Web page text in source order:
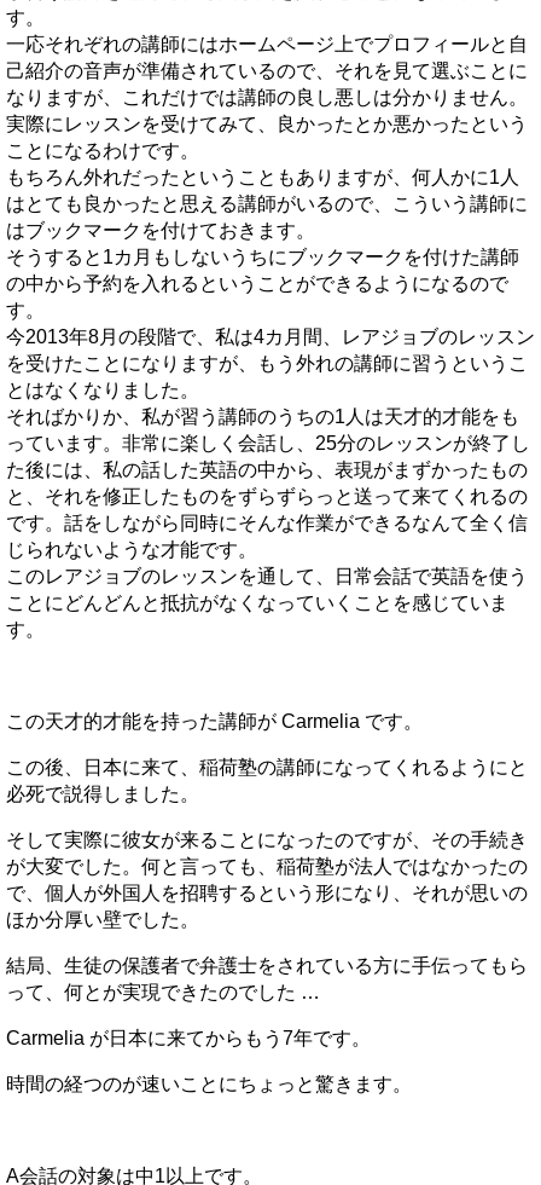
す。
一応それぞれの講師にはホームページ上でプロフィールと自
己紹介の音声が準備されているので、それを見て選ぶことに
なりますが、これだけでは講師の良し悪しは分かりません。
実際にレッスンを受けてみて、良かったとか悪かったという
ことになるわけです。
もちろん外れだったということもありますが、何人かに1人
はとても良かったと思える講師がいるので、こういう講師に
はブックマークを付けておきます。
そうすると1カ月もしないうちにブックマークを付けた講師
の中から予約を入れるということができるようになるので
す。
今2013年8月の段階で、私は4カ月間、レアジョブのレッスン
を受けたことになりますが、もう外れの講師に習うというこ
とはなくなりました。
そればかりか、私が習う講師のうちの1人は天才的才能をも
っています。非常に楽しく会話し、25分のレッスンが終了し
た後には、私の話した英語の中から、表現がまずかったもの
と、それを修正したものをずらずらっと送って来てくれるの
です。話をしながら同時にそんな作業ができるなんて全く信
じられないような才能です。
このレアジョブのレッスンを通して、日常会話で英語を使う
ことにどんどんと抵抗がなくなっていくことを感じていま
す。
この天才的才能を持った講師が Carmelia です。
この後、日本に来て、稲荷塾の講師になってくれるようにと
必死で説得しました。
そして実際に彼女が来ることになったのですが、その手続き
が大変でした。何と言っても、稲荷塾が法人ではなかったの
で、個人が外国人を招聘するという形になり、それが思いの
ほか分厚い壁でした。
結局、生徒の保護者で弁護士をされている方に手伝ってもら
って、何とが実現できたのでした …
Carmelia が日本に来てからもう7年です。
時間の経つのが速いことにちょっと驚きます。
A会話の対象は中1以上です。